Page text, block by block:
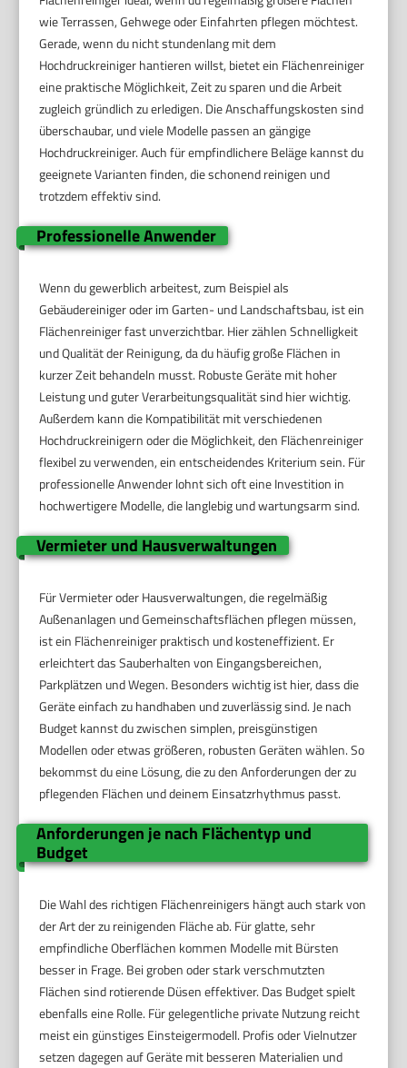
wie Terrassen, Gehwege oder Einfahrten pflegen möchtest.
Gerade, wenn du nicht stundenlang mit dem
Hochdruckreiniger hantieren willst, bietet ein Flächenreiniger
eine praktische Möglichkeit, Zeit zu sparen und die Arbeit
zugleich gründlich zu erledigen. Die Anschaffungskosten sind
überschaubar, und viele Modelle passen an gängige
Hochdruckreiniger. Auch für empfindlichere Beläge kannst du
geeignete Varianten finden, die schonend reinigen und
trotzdem effektiv sind.
Professionelle Anwender
Wenn du gewerblich arbeitest, zum Beispiel als
Gebäudereiniger oder im Garten- und Landschaftsbau, ist ein
Flächenreiniger fast unverzichtbar. Hier zählen Schnelligkeit
und Qualität der Reinigung, da du häufig große Flächen in
kurzer Zeit behandeln musst. Robuste Geräte mit hoher
Leistung und guter Verarbeitungsqualität sind hier wichtig.
Außerdem kann die Kompatibilität mit verschiedenen
Hochdruckreinigern oder die Möglichkeit, den Flächenreiniger
flexibel zu verwenden, ein entscheidendes Kriterium sein. Für
professionelle Anwender lohnt sich oft eine Investition in
hochwertigere Modelle, die langlebig und wartungsarm sind.
Vermieter und Hausverwaltungen
Für Vermieter oder Hausverwaltungen, die regelmäßig
Außenanlagen und Gemeinschaftsflächen pflegen müssen,
ist ein Flächenreiniger praktisch und kosteneffizient. Er
erleichtert das Sauberhalten von Eingangsbereichen,
Parkplätzen und Wegen. Besonders wichtig ist hier, dass die
Geräte einfach zu handhaben und zuverlässig sind. Je nach
Budget kannst du zwischen simplen, preisgünstigen
Modellen oder etwas größeren, robusten Geräten wählen. So
bekommst du eine Lösung, die zu den Anforderungen der zu
pflegenden Flächen und deinem Einsatzrhythmus passt.
Anforderungen je nach Flächentyp und
Budget
Die Wahl des richtigen Flächenreinigers hängt auch stark von
der Art der zu reinigenden Fläche ab. Für glatte, sehr
empfindliche Oberflächen kommen Modelle mit Bürsten
besser in Frage. Bei groben oder stark verschmutzten
Flächen sind rotierende Düsen effektiver. Das Budget spielt
ebenfalls eine Rolle. Für gelegentliche private Nutzung reicht
meist ein günstiges Einsteigermodell. Profis oder Vielnutzer
setzen dagegen auf Geräte mit besseren Materialien und